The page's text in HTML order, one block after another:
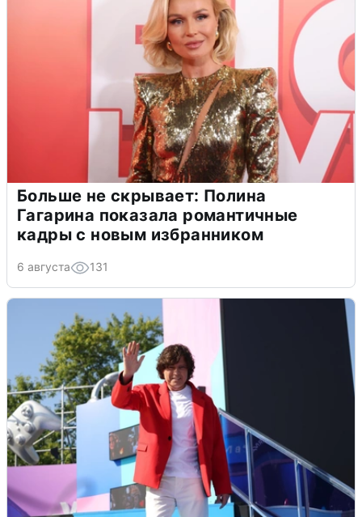
Больше не скрывает: Полина
Гагарина показала романтичные
кадры с новым избранником
6 августа 131